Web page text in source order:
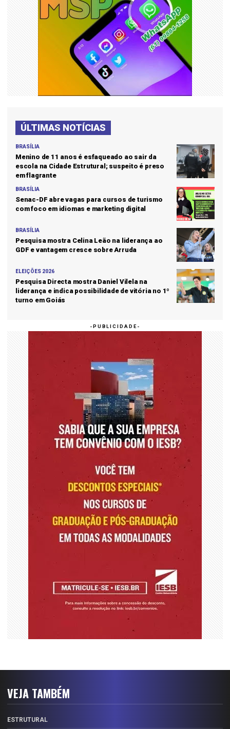
ÚLTIMAS NOTÍCIAS
BRASÍLIA
Menino de 11 anos é esfaqueado ao sair da
escola na Cidade Estrutural; suspeito é preso
em flagrante
BRASÍLIA
Senac-DF abre vagas para cursos de turismo
com foco em idiomas e marketing digital
BRASÍLIA
Pesquisa mostra Celina Leão na liderança ao
GDF e vantagem cresce sobre Arruda
ELEIÇÕES 2026
Pesquisa Directa mostra Daniel Vilela na
liderança e indica possibilidade de vitória no 1º
turno em Goiás
VEJA TAMBÉM
ESTRUTURAL